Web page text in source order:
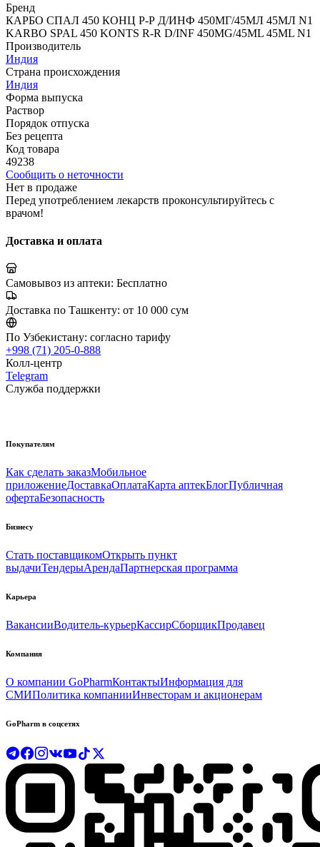
Бренд
КАРБО СПАЛ 450 КОНЦ Р-Р Д/ИНФ 450МГ/45МЛ 45МЛ N1
KARBO SPAL 450 KONTS R-R D/INF 450MG/45ML 45ML N1
Производитель
Индия
Страна происхождения
Индия
Форма выпуска
Раствор
Порядок отпуска
Без рецепта
Код товара
49238
Сообщить о неточности
Нет в продаже
Перед употреблением лекарств проконсультируйтесь с
врачом!
Доставка и оплата
Самовывоз из аптеки: Бесплатно
Доставка по Ташкенту: от 10 000 сум
По Узбекистану: согласно тарифу
+998 (71) 205-0-888
Колл-центр
Telegram
Служба поддержки
Покупателям
Как сделать заказМобильное
приложениеДоставкаОплатаКарта аптекБлогПубличная
офертаБезопасность
Бизнесу
Стать поставщикомОткрыть пункт
выдачиТендерыАрендаПартнерская программа
Карьера
ВакансииВодитель-курьерКассирСборщикПродавец
Компания
О компании GoPharmКонтактыИнформация для
СМИПолитика компанииИнвесторам и акционерам
GoPharm в соцсетях